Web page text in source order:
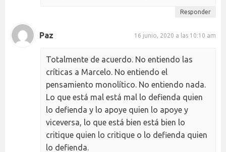
Responder
Paz 16 junio, 2020 a las 10:10 am
Totalmente de acuerdo. No entiendo las
críticas a Marcelo. No entiendo el
pensamiento monolítico. No entiendo nada.
Lo que está mal está mal lo defienda quien
lo defienda y lo apoye quien lo apoye y
viceversa, lo que está bien está bien lo
critique quien lo critique o lo defienda quien
lo defienda.